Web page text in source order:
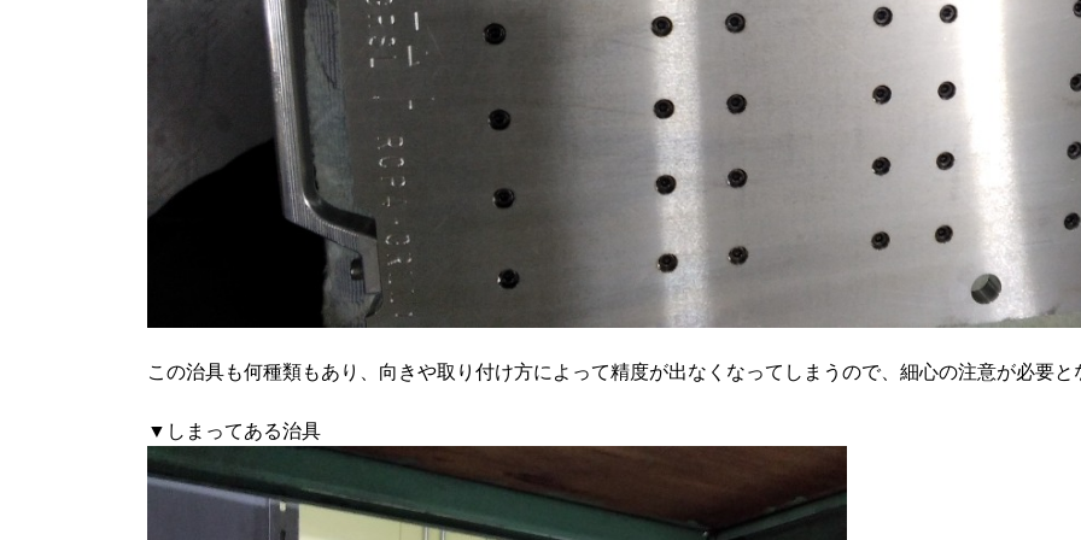
この治具も何種類もあり、向きや取り付け方によって精度が出なくなってしまうので、細心の注意が必要と
▼しまってある治具